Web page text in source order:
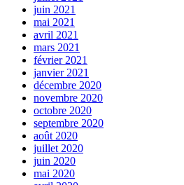
juin 2021
mai 2021
avril 2021
mars 2021
février 2021
janvier 2021
décembre 2020
novembre 2020
octobre 2020
septembre 2020
août 2020
juillet 2020
juin 2020
mai 2020